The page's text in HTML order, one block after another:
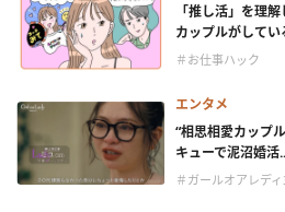
「推し活」を理
カップルがしてい
＃お仕事ハック
エンタメ
“相思相愛カップ
キューで泥沼婚活
＃ガールオアレデ